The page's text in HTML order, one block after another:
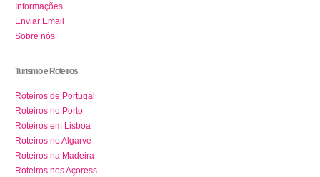
Informações
Enviar Email
Sobre nós
Turismo e Roteiros
Roteiros de Portugal
Roteiros no Porto
Roteiros em Lisboa
Roteiros no Algarve
Roteiros na Madeira
Roteiros nos Açoress